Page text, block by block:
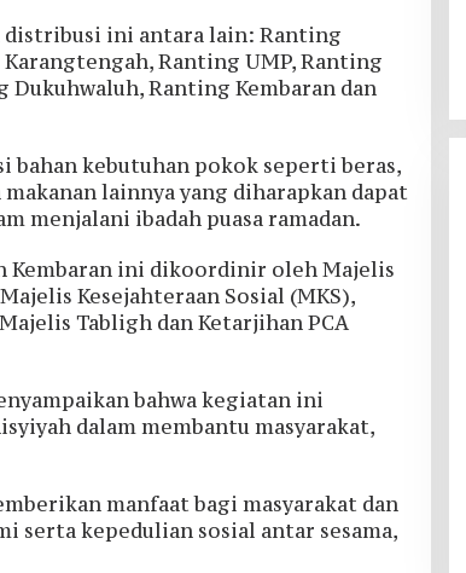
ini antara lain: Ranting
Ranting UMP, Ranting
Ranting Kembaran dan
bahan kebutuhan pokok seperti beras,
lainnya yang diharapkan dapat
menjalani ibadah puasa ramadan.
Kembaran ini dikoordinir oleh Majelis
Kesejahteraan Sosial (MKS),
Tabligh dan Ketarjihan PCA
bahwa kegiatan ini
dalam membantu masyarakat,
manfaat bagi masyarakat dan
serta kepedulian sosial antar sesama,
Jalan Budaya Menjaga Tuk